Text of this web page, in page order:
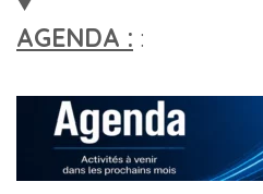
AGENDA : :